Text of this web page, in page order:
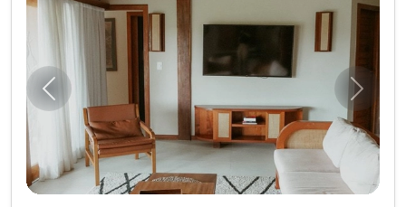
Anterior